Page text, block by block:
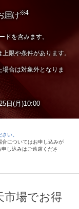
届け※4
を含みます。
限や条件があります。
合は対象外となりま
日(月)10:00
い。
合についてはお申し込みが
し込みはご遠慮くださ
市場でお得